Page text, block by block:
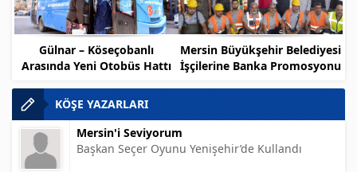
Gülnar – Köseçobanlı
Arasında Yeni Otobüs Hattı
Mersin Büyükşehir Belediyesi
İşçilerine Banka Promosyonu
KÖŞE YAZARLARI
Mersin'i Seviyorum
Başkan Seçer Oyunu Yenişehir’de Kullandı